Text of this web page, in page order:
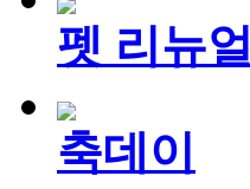
펫 리뉴얼
축데이